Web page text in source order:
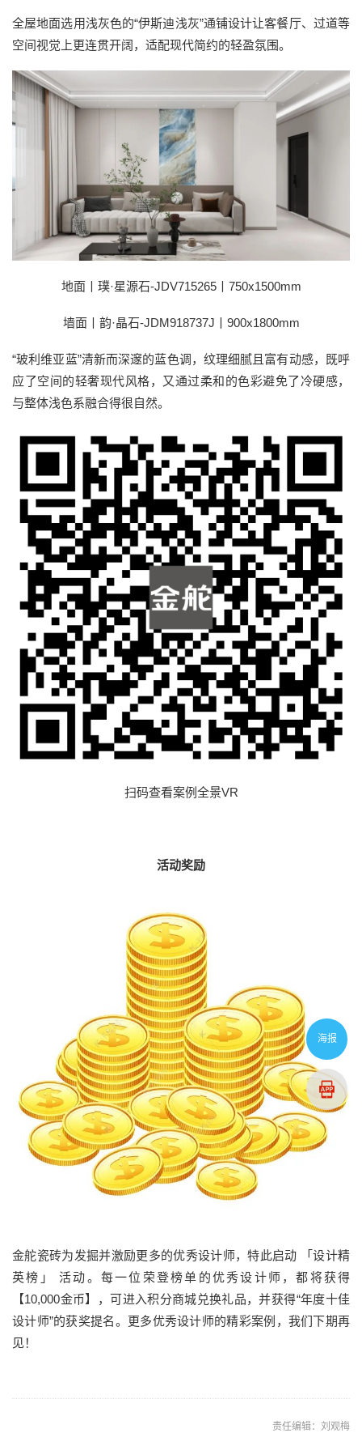
全屋地面选用浅灰色的“伊斯迪浅灰”通铺设计让客餐厅、过道等
空间视觉上更连贯开阔，适配现代简约的轻盈氛围。
地面丨璞·星源石-JDV715265丨750x1500mm
墙面丨韵·晶石-JDM918737J丨900x1800mm
“玻利维亚蓝”清新而深邃的蓝色调，纹理细腻且富有动感，既呼
应了空间的轻奢现代风格，又通过柔和的色彩避免了冷硬感，
与整体浅色系融合得很自然。
扫码查看案例全景VR
活动奖励
金舵瓷砖为发掘并激励更多的优秀设计师，特此启动 「设计精
英榜」 活动。每一位荣登榜单的优秀设计师，都将获得
【10,000金币】，可进入积分商城兑换礼品，并获得“年度十佳
设计师”的获奖提名。更多优秀设计师的精彩案例，我们下期再
见！
责任编辑：刘观梅
海报